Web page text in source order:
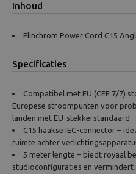
Inhoud
Elinchrom Power Cord C15
Specificaties
Compatibel met EU (CEE 7/7)
Europese stroompunten voor
landen met EU-stekkerstandaard.
C15 haakse IEC-connector –
ruimte achter
5 meter lengte – biedt royaal
studioconfiguraties en